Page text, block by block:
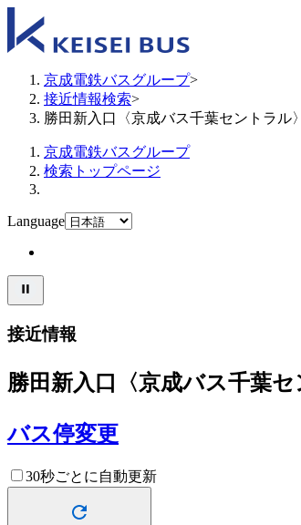
京成電鉄バスグループ>
接近情報検索>
勝田新入口〈京成バス千葉セントラル
京成電鉄バスグループ
検索トップページ
Language
接近情報
勝田新入口〈京成バス千葉セ
バス停変更
30秒ごとに自動更新